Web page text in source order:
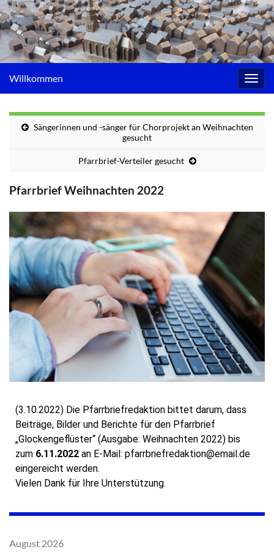
Willkommen
Sängerinnen und -sänger für Chorprojekt an Weihnachten
gesucht
Pfarrbrief-Verteiler gesucht
Pfarrbrief Weihnachten 2022
(3.10.2022) Die Pfarrbriefredaktion bittet darum, dass
Beiträge, Bilder und Berichte für den Pfarrbrief
„Glockengeflüster“ (Ausgabe: Weihnachten 2022) bis
zum 6.11.2022 an E-Mail: pfarrbriefredaktion@email.de
eingereicht werden.
Vielen Dank für Ihre Unterstützung.
August 2026